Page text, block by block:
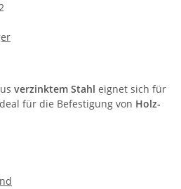
verzinktem Stahl eignet sich für
für die Befestigung von Holz-